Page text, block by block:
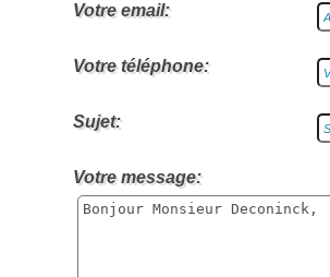
Votre email:
Votre téléphone:
Sujet:
Votre message: